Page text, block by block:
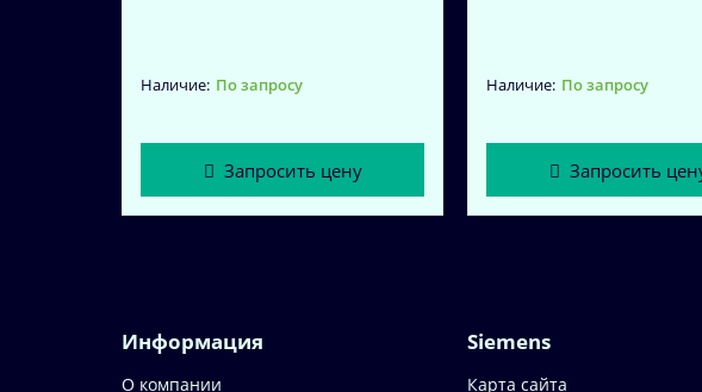
По запросу
Запросить цену
По запросу
Запросить
Информация
О компании
Siemens
Карта сайта